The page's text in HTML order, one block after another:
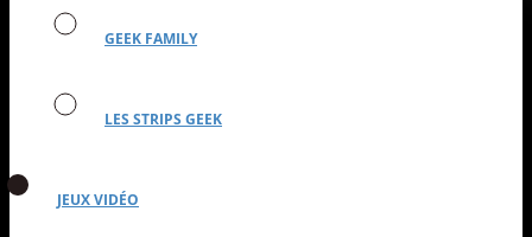
GEEK FAMILY
LES STRIPS GEEK
JEUX VIDÉO